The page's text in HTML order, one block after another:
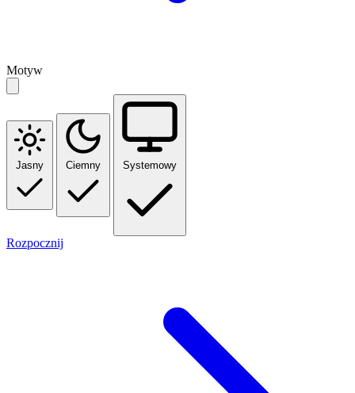
Motyw
Jasny Ciemny Systemowy
Rozpocznij